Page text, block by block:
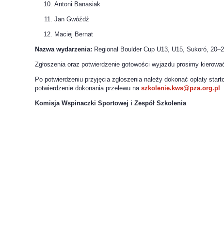
Antoni Banasiak
Jan Gwóźdź
Maciej Bernat
Nazwa wydarzenia: Regional Boulder Cup U13, U15, Sukoró,
Zgłoszenia oraz potwierdzenie gotowości wyjazdu prosimy
Po potwierdzeniu przyjęcia zgłoszenia należy dokonać opłaty
potwierdzenie dokonania przelewu na szkolenie.kws@pza.org.pl
Komisja Wspinaczki Sportowej i Zespół Szkolenia